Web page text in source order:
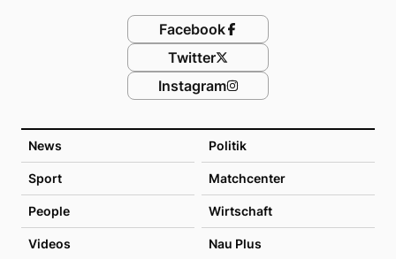
News Politik
Sport Matchcenter
People Wirtschaft
Videos Nau Plus
Facebook
Twitter
Instagram